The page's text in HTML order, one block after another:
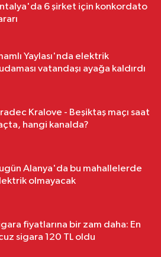
6 şirket için konkordato
Yaylası'nda elektrik
vatandaşı ayağa kaldırdı
Kralove - Beşiktaş maçı saat
hangi kanalda?
Alanya'da bu mahallelerde
olmayacak
fiyatlarına bir zam daha: En
sigara 120 TL oldu